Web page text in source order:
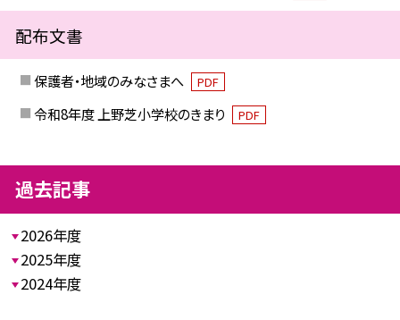
配布文書
保護者・地域のみなさまへ PDF
令和8年度 上野芝小学校のきまり PDF
過去記事
2026年度
2025年度
2024年度